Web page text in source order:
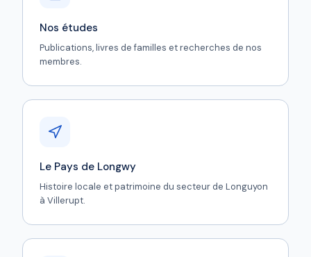
Nos études
Publications, livres de familles et recherches de nos
membres.
Le Pays de Longwy
Histoire locale et patrimoine du secteur de Longuyon
à Villerupt.